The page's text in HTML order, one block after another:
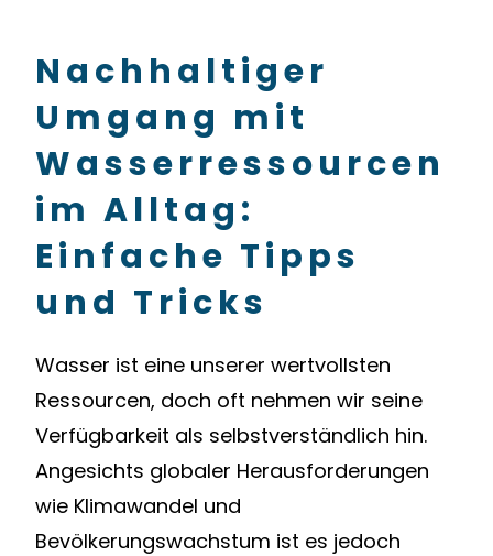
Nachhaltiger
Umgang mit
Wasserressourcen
im Alltag:
Einfache Tipps
und Tricks
Wasser ist eine unserer wertvollsten
Ressourcen, doch oft nehmen wir seine
Verfügbarkeit als selbstverständlich hin.
Angesichts globaler Herausforderungen
wie Klimawandel und
Bevölkerungswachstum ist es jedoch